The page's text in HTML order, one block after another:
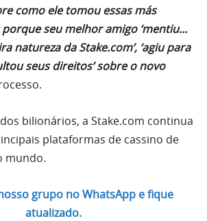
como ele tomou essas más
porque seu melhor amigo ‘mentiu…
natureza da Stake.com’, ‘agiu para
seus direitos’ sobre o novo
bilionários, a Stake.com continua
plataformas de cassino de
mundo.
grupo no WhatsApp e fique
atualizado.